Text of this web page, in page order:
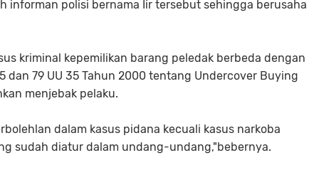
informan polisi bernama Iir tersebut sehingga berusaha
kriminal kepemilikan barang peledak berbeda dengan
dan 79 UU 35 Tahun 2000 tentang Undercover Buying
menjebak pelaku.
dalam kasus pidana kecuali kasus narkoba
sudah diatur dalam undang-undang,"bebernya.